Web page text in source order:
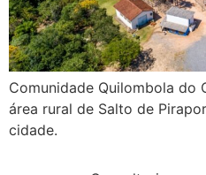
Comunidade Quilombola do
área rural de Salto de
cidade.